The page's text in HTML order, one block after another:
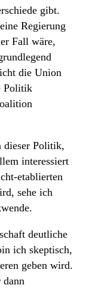
gibt.
Regierung
Fall wäre,
die Union
Politik
dieser Politik,
interessiert
etablierten
sehe ich
deutliche
ich skeptisch,
geben wird.
dann